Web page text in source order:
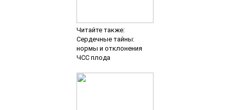
Читайте также:
Сердечные тайны:
нормы и отклонения
ЧСС плода